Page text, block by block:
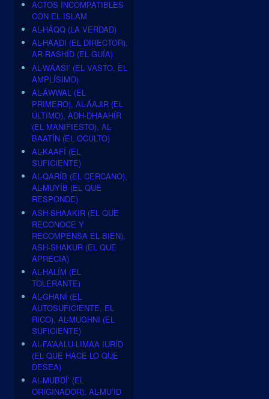
ACTOS INCOMPATIBLES
CON EL ISLAM
AL-HÁQQ (LA VERDAD)
AL-HAADI (EL DIRECTOR),
AR-RASHÍD (EL GUÍA)
AL-WÁASI’ (EL VASTO, EL
AMPLÍSIMO)
AL-ÁWWAL (EL
PRIMERO), AL-ÁAJIR (EL
ÚLTIMO), ADH-DHAAHÍR
(EL MANIFIESTO), AL-
BAATÍN (EL OCULTO)
AL-KAAFÍ (EL
SUFICIENTE)
AL-QARÍB (EL CERCANO),
AL-MUYÍB (EL QUE
RESPONDE)
ASH-SHAAKIR (EL QUE
RECONOCE Y
RECOMPENSA EL BIEN),
ASH-SHAKUR (EL QUE
APRECIA)
AL-HALÍM (EL
TOLERANTE)
AL-GHANÍ (EL
AUTOSUFICIENTE, EL
RICO), AL-MUGHNI (EL
SUFICIENTE)
AL-FA’AALU-LIMAA IURÍD
(EL QUE HACE LO QUE
DESEA)
AL-MUBDÍ’ (EL
ORIGINADOR), AL-MU’ID